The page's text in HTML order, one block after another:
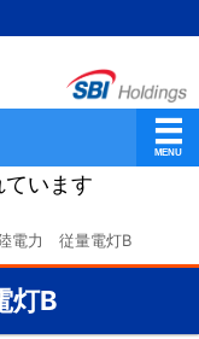
います
電力 従量電灯B
灯B